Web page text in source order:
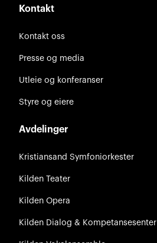
Kontakt
Kontakt oss
Presse og media
Utleie og konferanser
Styre og eiere
Avdelinger
Kristiansand Symfoniorkester
Kilden Teater
Kilden Opera
Kilden Dialog & Kompetansesenter